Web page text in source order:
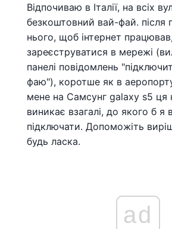
Відпочиваю в Італії, на всіх
безкоштовний вай-фай. після
нього, щоб інтернет
зареєструватися в мережі
панелі повідомлень
фаю"), коротше як в
мене на Самсунг galaxy s5 ця
виникає взагалі, до якого б
підключати. Допоможіть
будь ласка.
ad